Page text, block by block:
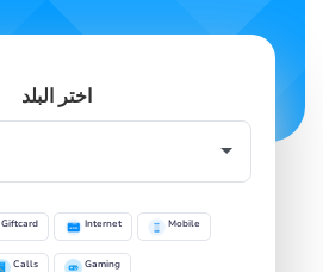
اختر البلد
Giftcard Internet Mobile
Calls Gaming